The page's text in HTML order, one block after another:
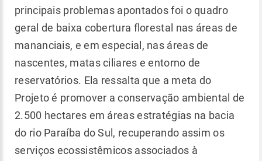
principais problemas apontados foi o quadro
geral de baixa cobertura florestal nas áreas de
mananciais, e em especial, nas áreas de
nascentes, matas ciliares e entorno de
reservatórios. Ela ressalta que a meta do
Projeto é promover a conservação ambiental de
2.500 hectares em áreas estratégias na bacia
do rio Paraíba do Sul, recuperando assim os
serviços ecossistêmicos associados à